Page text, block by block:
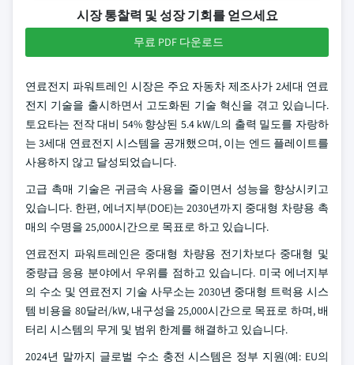
시장 통찰력 및 성장 기회를 얻으세요
무료 PDF 다운로드
연료전지 파워트레인 시장은 주요 자동차 제조사가 2세대 연료
전지 기술을 출시하면서 고도화된 기술 혁신을 겪고 있습니다.
토요타는 전작 대비 54% 향상된 5.4 kW/L의 출력 밀도를 자랑하
는 3세대 연료전지 시스템을 공개했으며, 이는 엔드 플레이트를
사용하지 않고 달성되었습니다.
고급 촉매 기술은 귀금속 사용을 줄이면서 성능을 향상시키고
있습니다. 한편, 에너지부(DOE)는 2030년까지 중대형 차량용 촉
매의 수명을 25,000시간으로 목표로 하고 있습니다.
연료전지 파워트레인은 중대형 차량용 전기차보다 중대형 및
중량급 응용 분야에서 우위를 점하고 있습니다. 미국 에너지부
의 수소 및 연료전지 기술 사무소는 2030년 중대형 트럭용 시스
템 비용을 80달러/kW, 내구성을 25,000시간으로 목표로 하며, 배
터리 시스템의 무게 및 범위 한계를 해결하고 있습니다.
2024년 말까지 글로벌 수소 충전 시스템은 정부 지원(예: EU의